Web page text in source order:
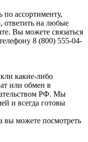
по ассортименту,
ответить на любые
Вы можете связаться
8 (800) 555-04-
какие-либо
или обмен в
РФ. Мы
и всегда готовы
вы можете посмотреть